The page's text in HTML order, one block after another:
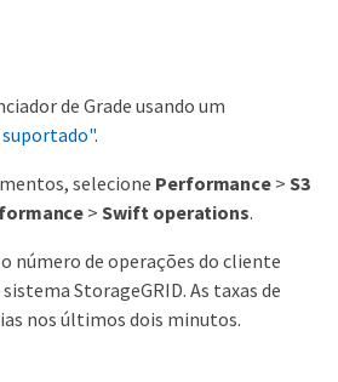
de Grade usando um
suportado".
selecione Performance >S3
>Swift operations.
número de operações do cliente
StorageGRID. As taxas de
nos últimos dois minutos.